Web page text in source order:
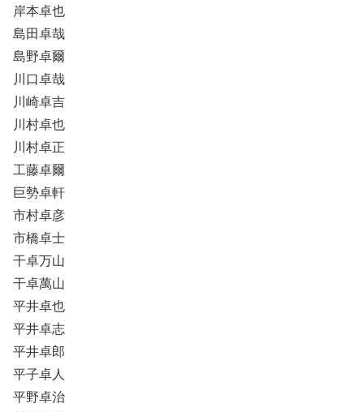
岸本卓也
島田卓哉
島野卓爾
川口卓哉
川崎卓吉
川村卓也
川村卓正
工藤卓爾
巨勢卓軒
市村卓彦
市橋卓士
干卓万山
干卓萬山
平井卓也
平井卓志
平井卓郎
平子卓人
平野卓治